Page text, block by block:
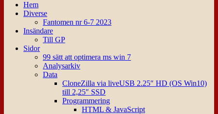
Hem
Diverse
Fantomen nr 6-7 2023
Insändare
Till GP
Sidor
99 sätt att optimera ms win 7
Analysarkiv
Data
CloneZilla via liveUSB 2.25″ HD (OS Win10)
till 2,25″ SSD
Programmering
HTML & JavaScript